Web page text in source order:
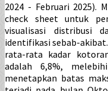
2024 - Februari 2025).
check sheet untuk
visualisasi distribusi
identifikasi sebab-
rata-rata kadar
adalah 6,8%,
menetapkan batas